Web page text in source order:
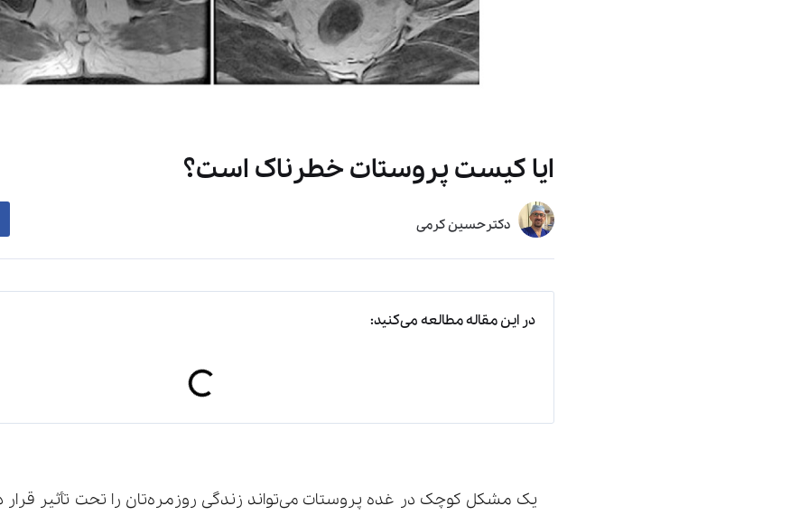
ایا کیست پروستات خطرناک است؟
دکترحسین کرمی
در این مقاله مطالعه می‌کنید:
یک مشکل کوچک در غده پروستات می‌تواند زندگی روزمره‌تان را تحت تأثیر